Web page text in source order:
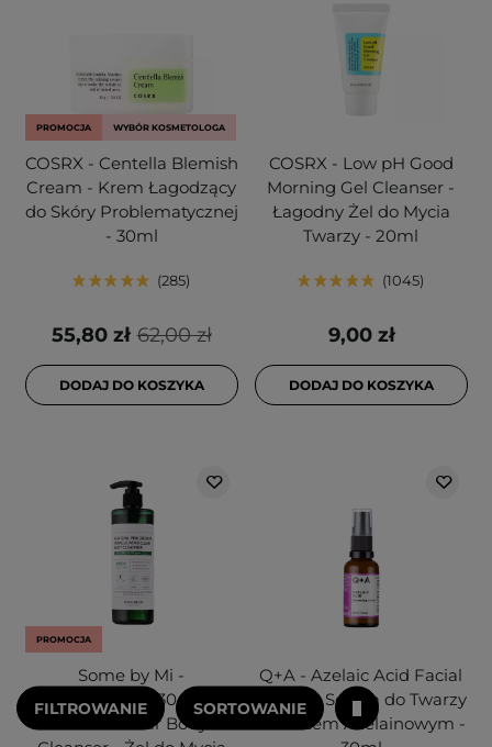
PROMOCJA WYBÓR KOSMETOLOGA
COSRX - Centella Blemish
Cream - Krem Łagodzący
do Skóry Problematycznej
- 30ml
285
62,00 zł
55,80 zł
DODAJ DO KOSZYKA
COSRX - Low pH Good
Morning Gel Cleanser -
Łagodny Żel do Mycia
Twarzy - 20ml
1045
9,00 zł
DODAJ DO KOSZYKA
PROMOCJA
Some by Mi -
AHA.BHA.PHA 30 Days -
Miracle Clear Body
Q+A - Azelaic Acid Facial
Serum - Serum do Twarzy
z Kwasem Azelainowym -
FILTROWANIE SORTOWANIE